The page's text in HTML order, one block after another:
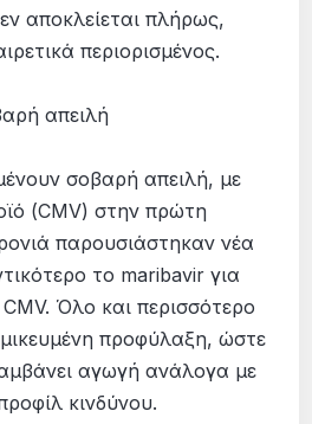
αποκλείεται πλήρως,
περιορισμένος.
απειλή
σοβαρή απειλή, με
(CMV) στην πρώτη
παρουσιάστηκαν νέα
το maribavir για
Όλο και περισσότερο
προφύλαξη, ώστε
αγωγή ανάλογα με
κινδύνου.